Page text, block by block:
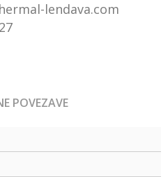
lendava.com
POVEZAVE